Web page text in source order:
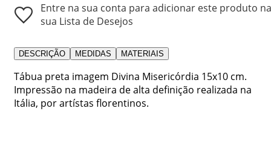
Entre na sua conta para adicionar este produto na
sua Lista de Desejos
DESCRIÇÃO MEDIDAS MATERIAIS
Tábua preta imagem Divina Misericórdia 15x10 cm.
Impressão na madeira de alta definição realizada na
Itália, por artístas florentinos.